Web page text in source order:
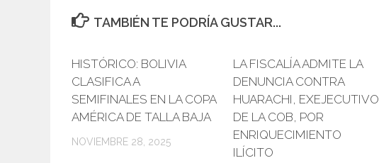
TAMBIÉN TE PODRÍA GUSTAR...
HISTÓRICO: BOLIVIA
CLASIFICA A
SEMIFINALES EN LA COPA
AMÉRICA DE TALLA BAJA
NOVIEMBRE 28, 2025
LA FISCALÍA ADMITE LA
DENUNCIA CONTRA
HUARACHI, EXEJECUTIVO
DE LA COB, POR
ENRIQUECIMIENTO
ILÍCITO